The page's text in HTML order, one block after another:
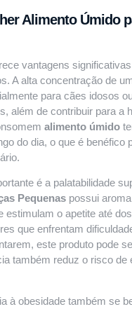
Alimento Úmido
vantagens
A alta concentração de
para cães idosos
além de contribuir para a
alimento úmido
do dia, o que é benéfico
é a palatabilidade
Pequenas possui
estimulam o apetite até
que enfrentam
este produto pode
também reduz o risco de
à obesidade também se